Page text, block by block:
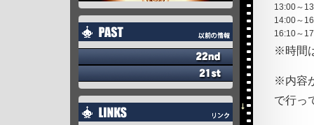
13:00～
14:00～
16:10～
※時間
※内容
で行っ